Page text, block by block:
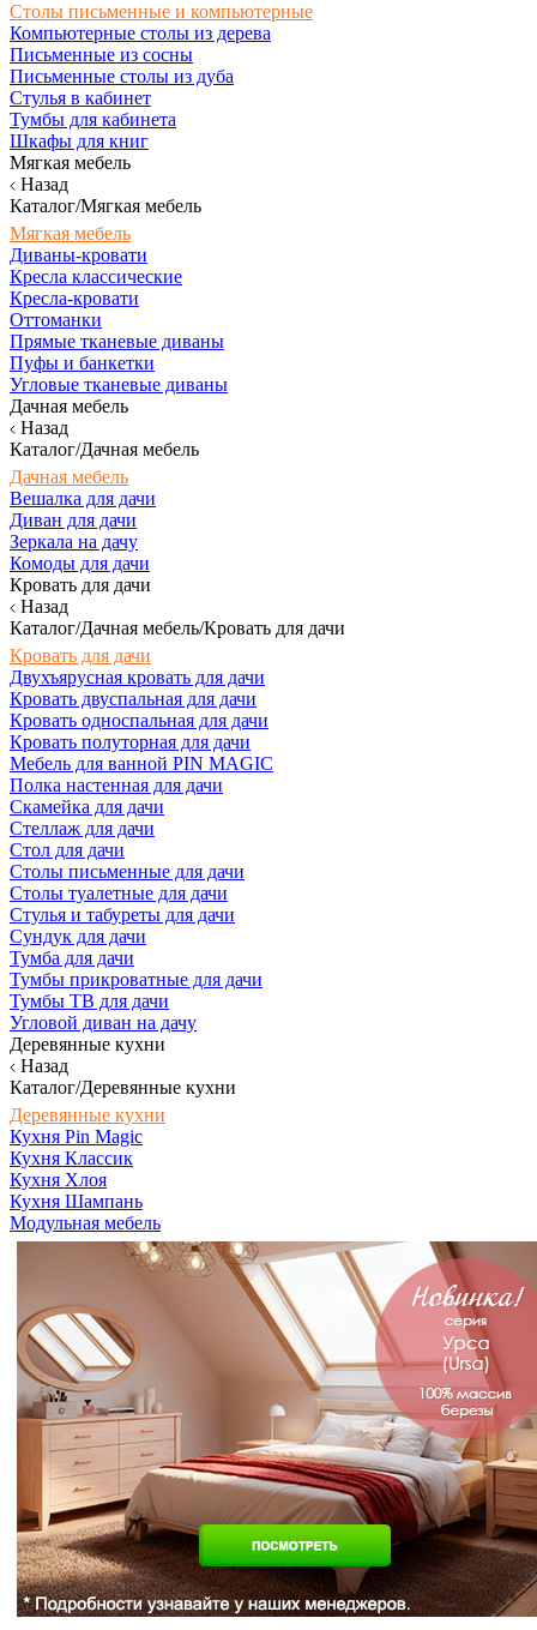
Столы письменные и компьютерные
Компьютерные столы из дерева
Письменные из сосны
Письменные столы из дуба
Стулья в кабинет
Тумбы для кабинета
Шкафы для книг
Мягкая мебель
Назад
Каталог/Мягкая мебель
Мягкая мебель
Диваны-кровати
Кресла классические
Кресла-кровати
Оттоманки
Прямые тканевые диваны
Пуфы и банкетки
Угловые тканевые диваны
Дачная мебель
Назад
Каталог/Дачная мебель
Дачная мебель
Вешалка для дачи
Диван для дачи
Зеркала на дачу
Комоды для дачи
Кровать для дачи
Назад
Каталог/Дачная мебель/Кровать для дачи
Кровать для дачи
Двухъярусная кровать для дачи
Кровать двуспальная для дачи
Кровать односпальная для дачи
Кровать полуторная для дачи
Мебель для ванной PIN MAGIC
Полка настенная для дачи
Скамейка для дачи
Стеллаж для дачи
Стол для дачи
Столы письменные для дачи
Столы туалетные для дачи
Стулья и табуреты для дачи
Сундук для дачи
Тумба для дачи
Тумбы прикроватные для дачи
Тумбы ТВ для дачи
Угловой диван на дачу
Деревянные кухни
Назад
Каталог/Деревянные кухни
Деревянные кухни
Кухня Pin Magic
Кухня Классик
Кухня Хлоя
Кухня Шампань
Модульная мебель